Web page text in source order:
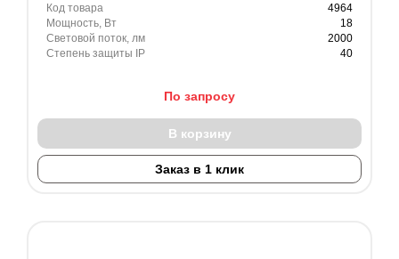
Код товара
4964
Мощность, Вт
18
Световой поток, лм
2000
Степень защиты IP
40
По запросу
В корзину
Заказ в 1 клик